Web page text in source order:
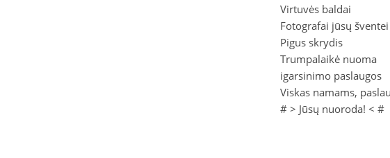
Virtuvės baldai
Fotografai jūsų šventei
Pigus skrydis
Trumpalaikė nuoma
igarsinimo paslaugos
Viskas namams,
# > Jūsų nuoroda! < #